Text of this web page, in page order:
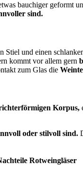
bauchiger geformt
sind.
und einen
kommt vor allem gern
zum Glas die
Korpus,
oder stilvoll sind.
Rotweingläser